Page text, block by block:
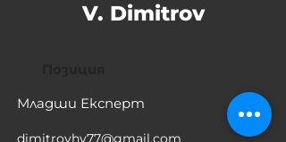
V. Dimitrov
Младши Експерт
dimitrovhv77@gmail.com